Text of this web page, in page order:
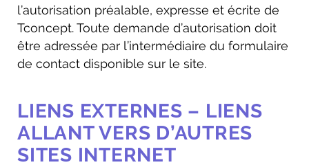
l’autorisation préalable, expresse et écrite de
Tconcept. Toute demande d’autorisation doit
être adressée par l’intermédiaire du formulaire
de contact disponible sur le site.
LIENS EXTERNES – LIENS
ALLANT VERS D’AUTRES
SITES INTERNET